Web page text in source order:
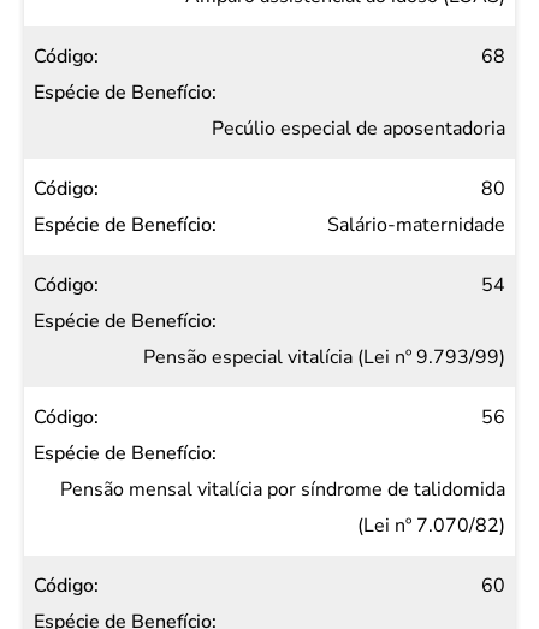
68
Pecúlio especial de aposentadoria
80
Salário-maternidade
54
Pensão especial vitalícia (Lei nº 9.793/99)
56
Pensão mensal vitalícia por síndrome de talidomida
(Lei nº 7.070/82)
60